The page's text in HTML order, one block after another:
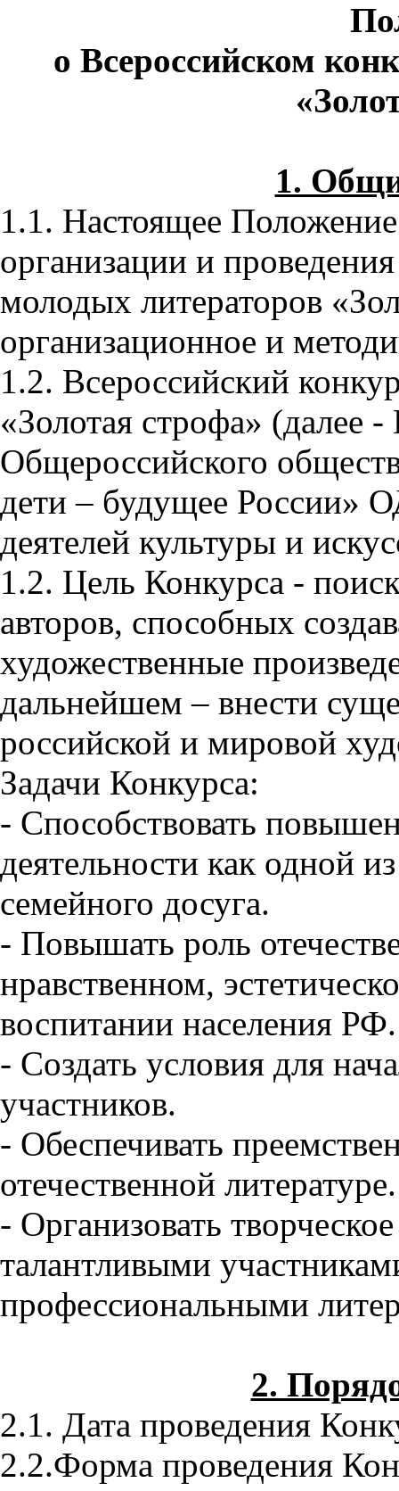
о Всероссийском
1.
1.1. Настоящее
организации и
молодых литераторов
организационное и
1.2. Всероссийский
«Золотая строфа» (далее
Общероссийского
дети – будущее России»
деятелей культуры и
1.2. Цель Конкурса -
авторов, способных
художественные
дальнейшем – внести
российской и мировой
Задачи Конкурса:
- Способствовать
деятельности как одной
семейного досуга.
- Повышать роль
нравственном,
воспитании населения РФ.
- Создать условия для
участников.
- Обеспечивать
отечественной литературе.
- Организовать
талантливыми
профессиональными
2.
2.1. Дата проведения
2.2.Форма проведения